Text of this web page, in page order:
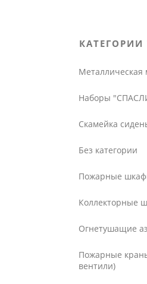
КАТЕГОРИИ
Металлическая
Наборы
Скамейка
Без категории
Пожарные
Коллекторные
Огнетушащие
Пожарные
вентили)